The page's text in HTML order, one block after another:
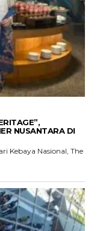
NUSANTARA DI
Kebaya Nasional, The